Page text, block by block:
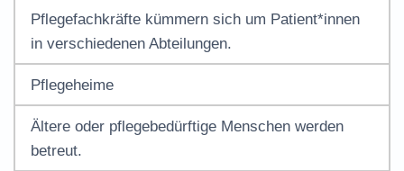
Pflegefachkräfte kümmern sich um Patient*innen
in verschiedenen Abteilungen.
Pflegeheime
Ältere oder pflegebedürftige Menschen werden
betreut.